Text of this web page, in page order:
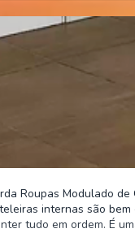
Roupas Modulado
internas são
tudo em ordem. É